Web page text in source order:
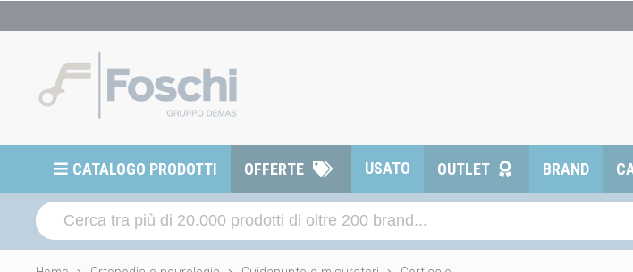
CATALOGO PRODOTTI OFFERTE USATO OUTLET BRAND